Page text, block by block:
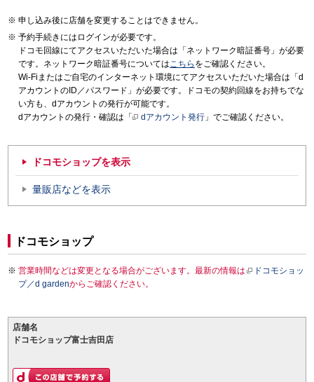
申し込み後に店舗を変更することはできません。
予約手続きにはログインが必要です。
ドコモ回線にてアクセスいただいた場合は「ネットワーク暗証番号」が必要
です。ネットワーク暗証番号についてはこちら をご確認ください。
Wi-Fiまたはご自宅のインターネット環境にてアクセスいただいた場合は「d
アカウントのID／パスワード」が必要です。ドコモの契約回線をお持ちでな
い方も、dアカウントの発行が可能です。
dアカウントの発行・確認は「
dアカウント発行 」でご確認ください。
ドコモショップを表示
量販店などを表示
ドコモショップ
営業時間などは変更となる場合がございます。最新の情報は
ドコモショッ
プ／d gardenからご確認ください。
店舗名
ドコモショップ富士吉田店